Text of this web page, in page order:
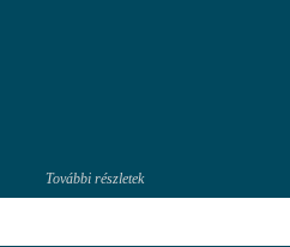
További részletek